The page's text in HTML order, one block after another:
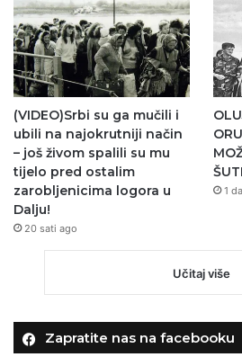
(VIDEO)Srbi su ga mučili i
ubili na najokrutniji način
– još živom spalili su mu
tijelo pred ostalim
zarobljenicima logora u
Dalju!
20 sati ago
1
Učitaj više
Zapratite nas na facebooku